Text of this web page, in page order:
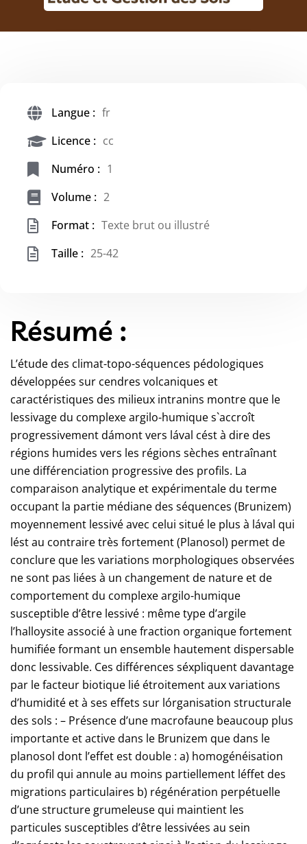
Langue : fr
Licence : cc
Numéro : 1
Volume : 2
Format : Texte brut ou illustré
Taille : 25-42
Résumé :
L’étude des climat-topo-séquences pédologiques
développées sur cendres volcaniques et
caractéristiques des milieux intranins montre que le
lessivage du complexe argilo-humique s`accroît
progressivement dámont vers lával cést à dire des
régions humides vers les régions sèches entraînant
une différenciation progressive des profils. La
comparaison analytique et expérimentale du terme
occupant la partie médiane des séquences (Brunizem)
moyennement lessivé avec celui situé le plus à lával qui
lést au contraire très fortement (Planosol) permet de
conclure que les variations morphologiques observées
ne sont pas liées à un changement de nature et de
comportement du complexe argilo-humique
susceptible d’être lessivé : même type d’argile
l’halloysite associé à une fraction organique fortement
humifiée formant un ensemble hautement dispersable
donc lessivable. Ces différences séxpliquent davantage
par le facteur biotique lié étroitement aux variations
d’humidité et à ses effets sur lórganisation structurale
des sols : – Présence d’une macrofaune beaucoup plus
importante et active dans le Brunizem que dans le
planosol dont l’effet est double : a) homogénéisation
du profil qui annule au moins partiellement léffet des
migrations particulaires b) régénération perpétuelle
d’une structure grumeleuse qui maintient les
particules susceptibles d’être lessivées au sein